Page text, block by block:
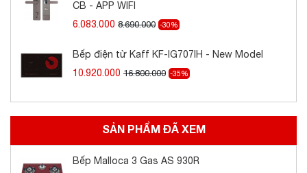
Hệ thống van an toàn tự động ngắt gas khi gặp
sự cố giúp bảo vệ an toàn cho bản thân và gia
đình bạn.
CB - APP WIFI
6.083.000 8.690.000 -30%
Bếp điện từ Kaff KF-IG707IH - New Model
10.920.000 16.800.000 -35%
SẢN PHẨM ĐÃ XEM
Bếp Malloca 3 Gas AS 930R